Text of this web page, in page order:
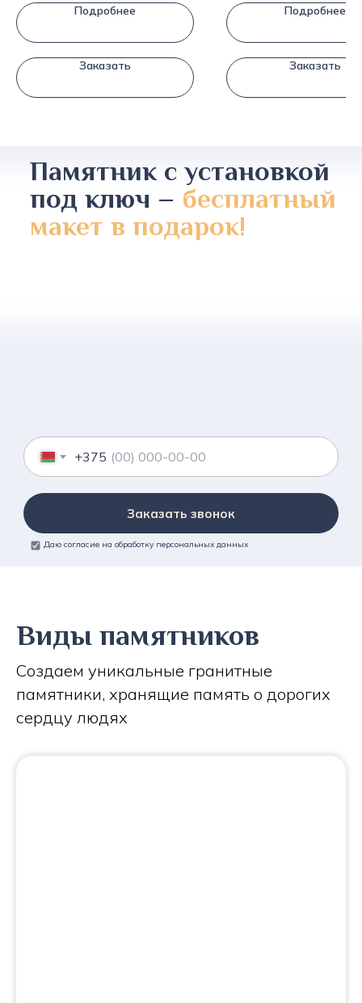
Подробнее
Заказать
Подробнее
Заказать
Памятник с установкой
под ключ – бесплатный
макет в подарок!
+375
Заказать звонок
Даю согласие на обработку персональных данных
Виды памятников
Создаем уникальные гранитные
памятники, хранящие память о дорогих
сердцу людях